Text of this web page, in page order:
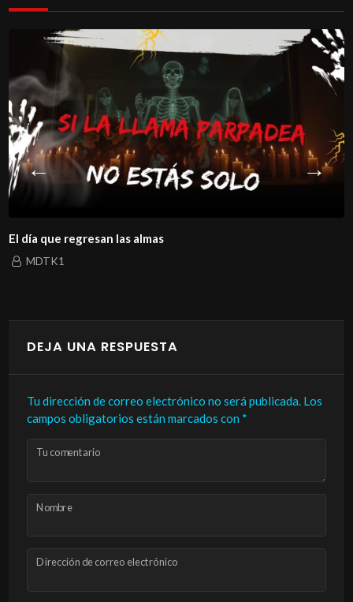
El día que regresan las almas
MDTK1
DEJA UNA RESPUESTA
Tu dirección de correo electrónico no será publicada. Los
campos obligatorios están marcados con *
Tu comentario
Nombre
Dirección de correo electrónico